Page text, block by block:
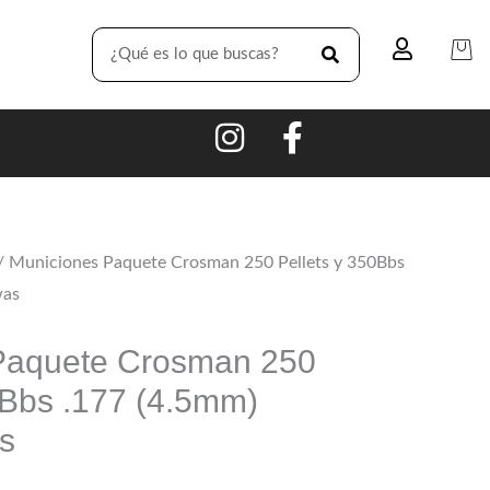
SEARCH
Municiones Paquete Crosman 250 Pellets y 350Bbs
Crosman 250
.177 (4.5mm)